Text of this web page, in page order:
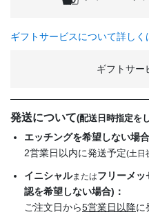
発送について(配送日時指定を
エッチングを希望しない場合
2営業日以内に発送予定(土日
イニシャルまたはフリーメッ
認を希望しない場合)：
ご注文日から5営業日以降に
ギフトサービスについて詳しく
ギフトサー